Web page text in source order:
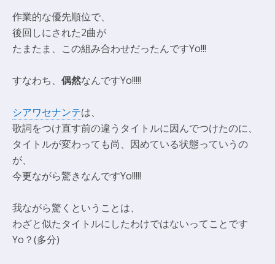
作業的な優先順位で、
後回しにされた2曲が
たまたま、この組み合わせだったんですYo!!!
すなわち、 偶然なんですYo!!!!!
シアワセナンテは、
歌詞をつけ直す前の違うタイトルに因んでつけたのに、
タイトルが変わっても尚、因めている状態っていうの
が、
今更ながら驚きなんですYo!!!!!
我ながら驚くということは、
わざと似たタイトルにしたわけではないってことです
Yo？(多分)